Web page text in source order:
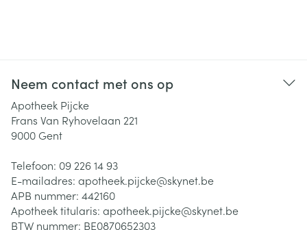
Neem contact met ons op
Apotheek Pijcke
Frans Van Ryhovelaan 221
9000 Gent
Telefoon: 09 226 14 93
E-mailadres: apotheek.pijcke@skynet.be
APB nummer: 442160
Apotheek titularis: apotheek.pijcke@skynet.be
BTW nummer: BE0870652303